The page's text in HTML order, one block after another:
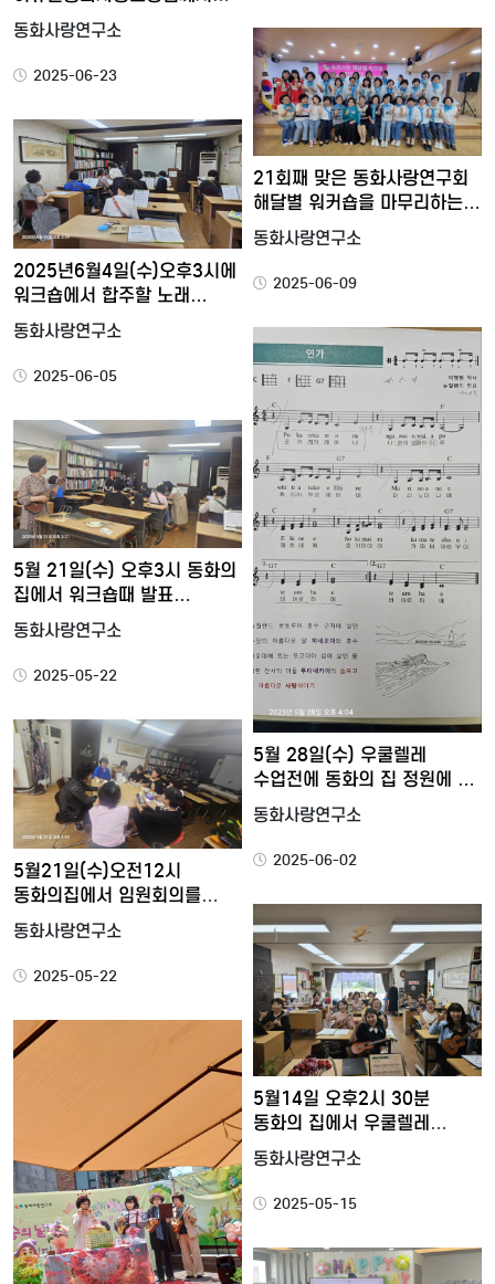
새로운 동화…
동화사랑연구소
2025-06-23
21회째 맞은 동화사랑연구회
해달별 워커숍을 마무리하는…
동화사랑연구소
2025-06-09
2025년6월4일(수)오후3시에
워크숍에서 합주할 노래…
동화사랑연구소
2025-06-05
5월 28일(수) 우쿨렐레
수업전에 동화의 집 정원에 …
동화사랑연구소
2025-06-02
5월 21일(수) 오후3시 동화의
집에서 워크숍때 발표…
동화사랑연구소
2025-05-22
5월21일(수)오전12시
동화의집에서 임원회의를
했습니…
동화사랑연구소
2025-05-22
5월14일 오후2시 30분
동화의 집에서 우쿨렐레
수업…
동화사랑연구소
2025-05-15